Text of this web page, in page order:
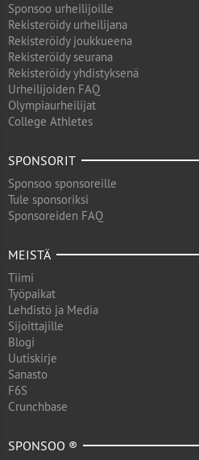
Sponsoo urheilijoille
Rekisteröidy urheilijana
Rekisteröidy joukkueena
Rekisteröidy seurana
Rekisteröidy yhdistyksenä
Urheilijoiden FAQ
Olympiaurheilijat
College Athletes
SPONSORIT
Sponsoo sponsoreille
Tule sponsoriksi
Sponsoreiden FAQ
MEISTÄ
Tiimi
Työpaikat
Lehdistö ja Media
Sijoittajille
Blogi
Uutiskirje
Sanasto
F6S
Crunchbase
SPONSOO ®